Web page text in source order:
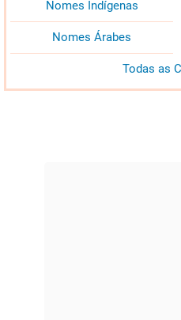
Nomes Indígenas
Nomes Árabes
Todas as